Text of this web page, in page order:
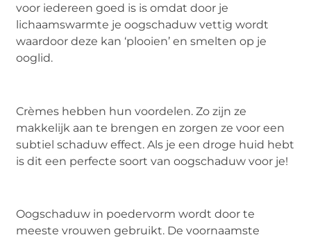
voor iedereen goed is is omdat door je
lichaamswarmte je oogschaduw vettig wordt
waardoor deze kan ‘plooien’ en smelten op je
ooglid.
Crèmes hebben hun voordelen. Zo zijn ze
makkelijk aan te brengen en zorgen ze voor een
subtiel schaduw effect. Als je een droge huid hebt
is dit een perfecte soort van oogschaduw voor je!
Oogschaduw in poedervorm wordt door te
meeste vrouwen gebruikt. De voornaamste